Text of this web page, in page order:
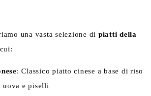
una vasta selezione di piatti della
: Classico piatto cinese a base di riso
uova e piselli